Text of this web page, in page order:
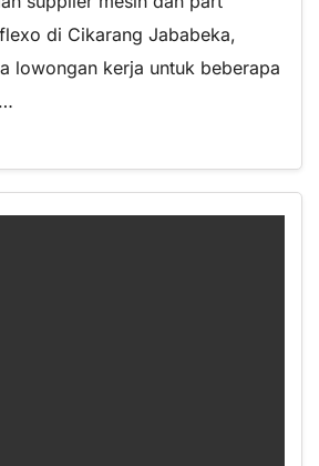
di Cikarang Jababeka,
lowongan kerja untuk beberapa